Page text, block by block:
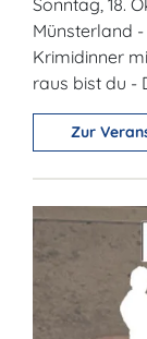
Sonntag, 18.
Münsterland
Krimidinner
raus bist du -
Zur